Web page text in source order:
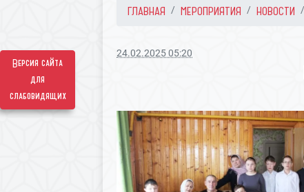
Версия сайта
для
слабовидящих
ГЛАВНАЯ МЕРОПРИЯТИЯ НОВОСТИ
24.02.2025 05:20